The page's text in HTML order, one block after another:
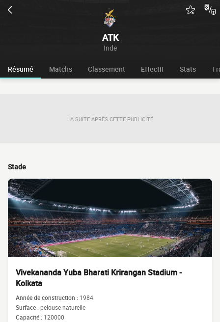
ATK
Inde
Résumé Matchs Classement Effectif Stats
LA SUITE APRÈS CETTE PUBLICITÉ
Stade
Vivekananda Yuba Bharati Krirangan Stadium -
Kolkata
Année de construction : 1984
Surface :pelouse naturelle
Capacité : 120000